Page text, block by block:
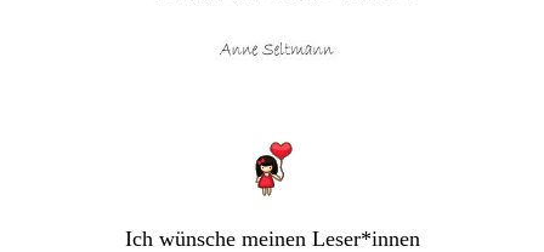
Ich wünsche meinen Leser*innen